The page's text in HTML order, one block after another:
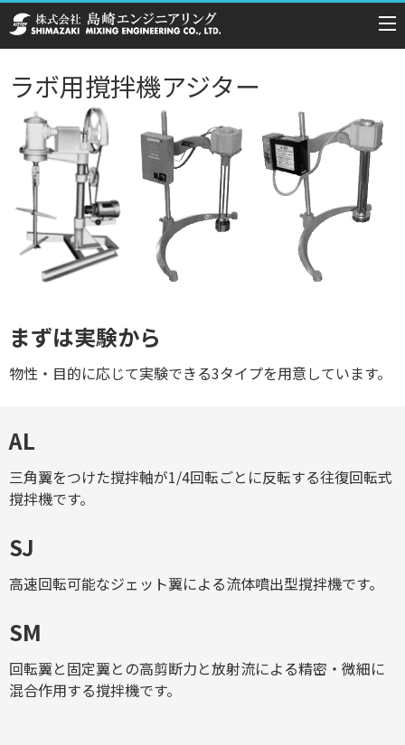
ラボ用撹拌機アジター
まずは実験から
物性・目的に応じて実験できる3タイプを用意しています。
AL
三角翼をつけた撹拌軸が1/4回転ごとに反転する往復回転式
撹拌機です。
SJ
高速回転可能なジェット翼による流体噴出型撹拌機です。
SM
回転翼と固定翼との高剪断力と放射流による精密・微細に
混合作用する撹拌機です。